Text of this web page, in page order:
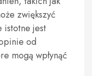
zwiększyć
istotne jest
od
mogą wpłynąć